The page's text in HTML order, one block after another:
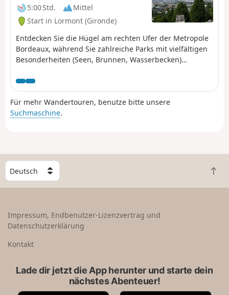
5:00 Std.
Mittel
Start in Lormont (Gironde)
Entdecken Sie die Hügel am rechten Ufer der Metropole
Bordeaux, während Sie zahlreiche Parks mit vielfältigen
Besonderheiten (Seen, Brunnen, Wasserbecken)
Blick auf das rechte Ufer.
Für mehr Wandertouren, benutze bitte unsere
Suchmaschine.
W
ä
h
e
n
Z
u
Impressum, Endbenutzer-Lizenzvertrag und
Datenschutzerklärung
Kontakt
Lade dir jetzt die App herunter und starte dein
nächstes Abenteuer!